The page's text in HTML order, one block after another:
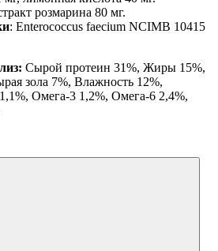
розмарина 80 мг.
: Enterococcus faecium NCIMB 10415
Сырой протеин 31%, Жиры 15%,
зола 7%, Влажность 12%,
Омега-3 1,2%, Омега-6 2,4%,